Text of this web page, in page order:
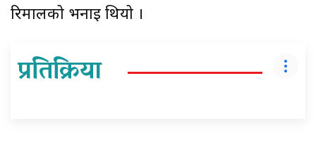
रिमालको भनाइ थियो ।
प्रतिक्रिया